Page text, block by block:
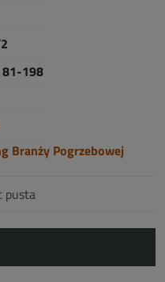
81-198
Branży Pogrzebowej
pusta